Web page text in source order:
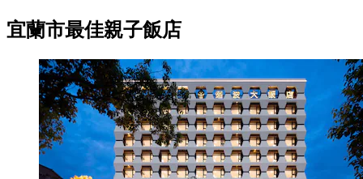
宜蘭市最佳親子飯店